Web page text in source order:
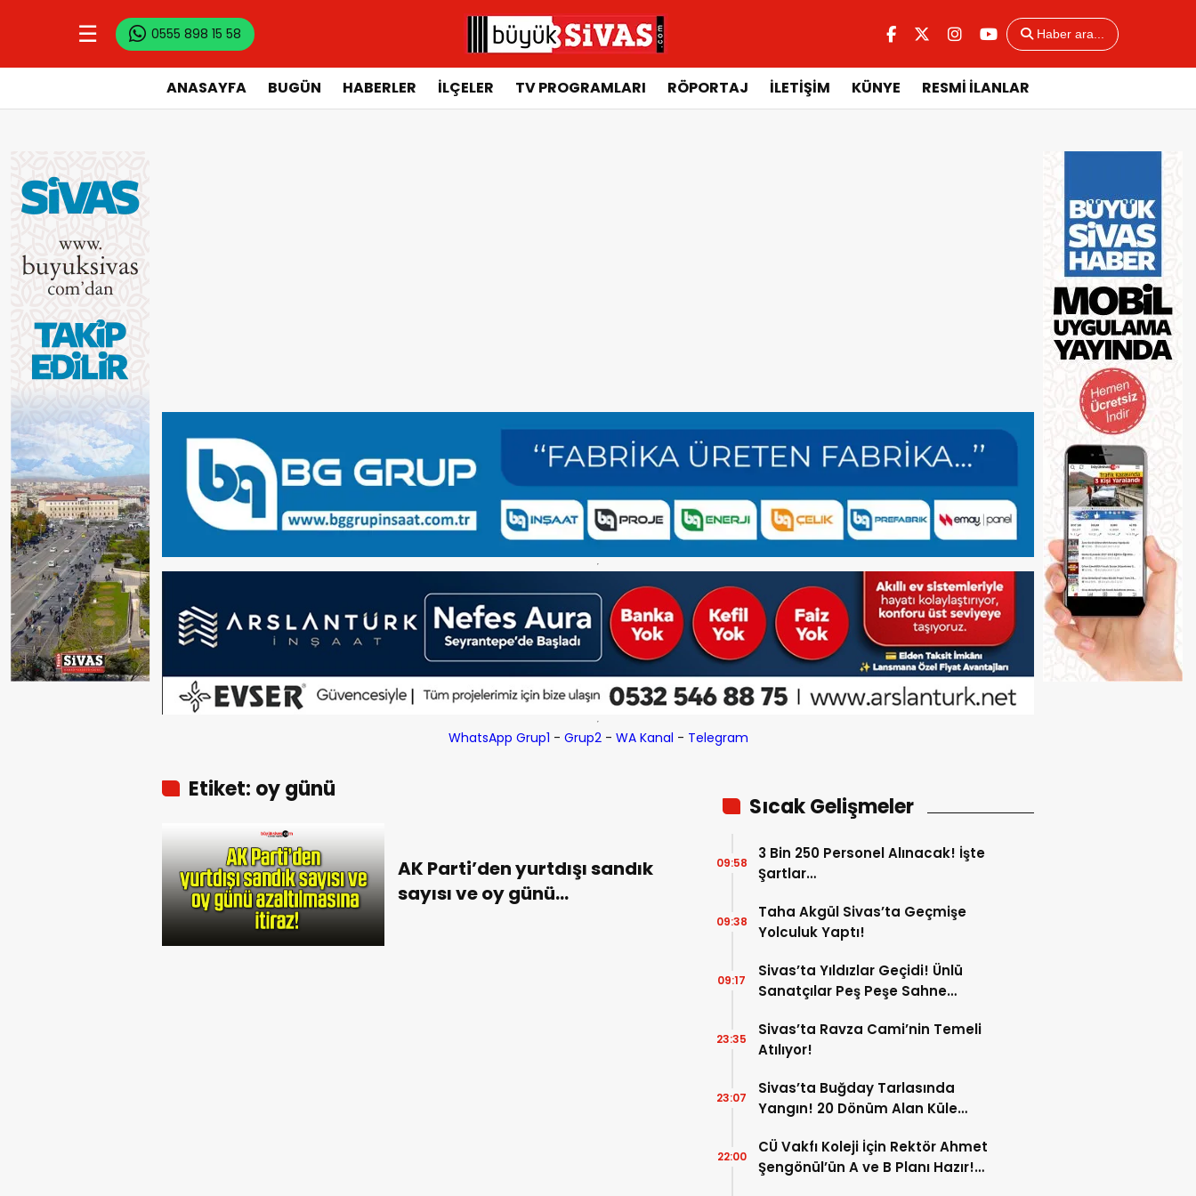
☰ 0555 898 15 58 Haber ara...
ANASAYFA BUGÜN HABERLER İLÇELER TV PROGRAMLARI RÖPORTAJ İLETİŞİM KÜNYE RESMİ İLANLAR
WhatsApp Grup1 - Grup2- WA Kanal - Telegram
Etiket: oy günü
AK Parti’den yurtdışı sandık
sayısı ve oy günü
Sıcak Gelişmeler
3 Bin 250 Personel Alınacak! İşte
Şartlar…
09:58
Taha Akgül Sivas’ta Geçmişe
Yolculuk Yaptı!
09:38
Sivas’ta Yıldızlar Geçidi! Ünlü
Sanatçılar Peş Peşe Sahne
09:17
Sivas’ta Ravza Cami’nin Temeli
Atılıyor!
23:35
Sivas’ta Buğday Tarlasında
Yangın! 20 Dönüm Alan Küle
23:07
CÜ Vakfı Koleji İçin Rektör Ahmet
Şengönül’ün A ve B Planı Hazır!
22:00